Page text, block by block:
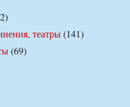
театры(141)
(69)